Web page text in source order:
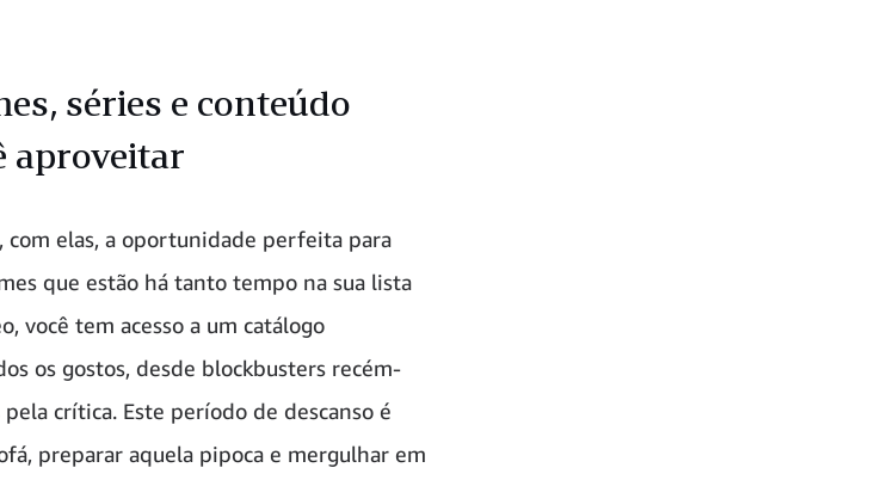
séries e conteúdo
aproveitar
com elas, a oportunidade perfeita para
que estão há tanto tempo na sua lista
você tem acesso a um catálogo
os gostos, desde blockbusters recém-
crítica. Este período de descanso é
preparar aquela pipoca e mergulhar em